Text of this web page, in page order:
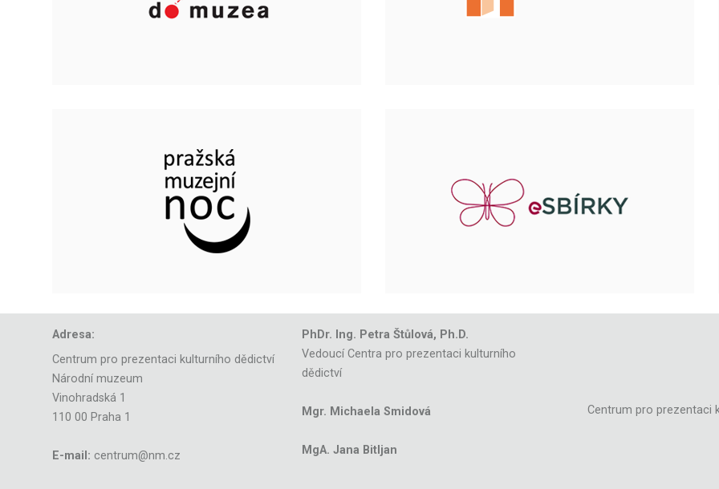
Adresa:
Centrum pro prezentaci kulturního dědictví
Národní muzeum
Vinohradská 1
110 00 Praha 1
E-mail: centrum@nm.cz
PhDr. Ing. Petra Štůlová, Ph.D.
Vedoucí Centra pro prezentaci kulturního
dědictví
Mgr. Michaela Smidová
MgA. Jana Bitljan
Centrum pro prezentaci